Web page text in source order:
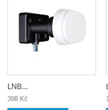
LNB...
398 Kč